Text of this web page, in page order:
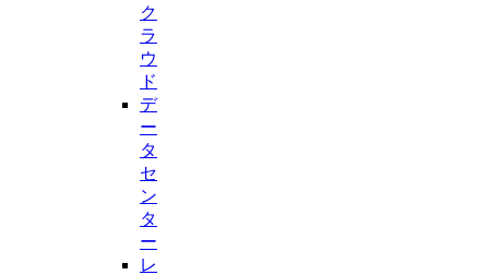
ク
ラ
ウ
ド
デ
ー
タ
セ
ン
タ
ー
レ